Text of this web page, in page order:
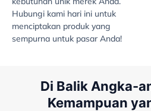
Hubungi kami hari ini untuk
menciptakan produk yang
sempurna untuk pasar Anda!
Di Balik Angka-
Kemampuan